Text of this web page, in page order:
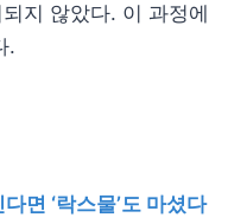
지 않았다. 이 과정에
.
면 ‘락스물’도 마셨다